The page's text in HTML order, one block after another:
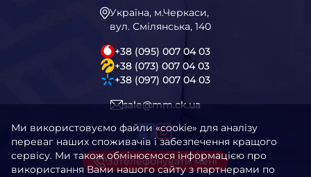
Україна, м.Черкаси,
вул. Смілянська, 140
+38 (095) 007 04 03
+38 (073) 007 04 03
+38 (097) 007 04 03
sale@mm.ck.ua
Зателефонувати мені
Ми використовуємо файли «cookie» для аналізу
переваг наших споживачів і забезпечення кращого
сервісу. Ми також обмінюємося інформацією про
використання Вами нашого сайту з партнерами по